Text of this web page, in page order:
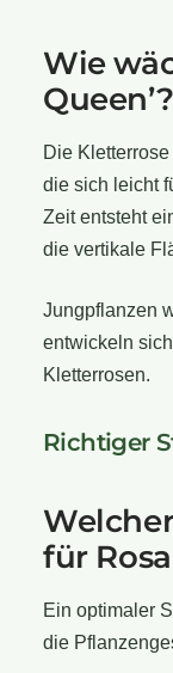
Wie
Queen’?
Die
die sich leicht
Zeit entsteht
die vertikale
Jungpflanzen
entwickeln
Kletterrosen.
Richtiger
für
Ein optimaler
die